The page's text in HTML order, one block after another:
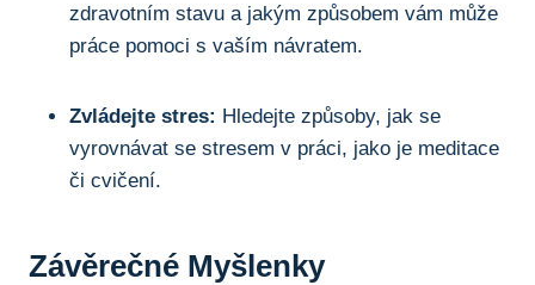
zdravotním stavu a jakým způsobem vám může
práce pomoci s vaším návratem.
Zvládejte stres: Hledejte způsoby, jak se
vyrovnávat se stresem v práci, jako je meditace
či cvičení.
Závěrečné Myšlenky